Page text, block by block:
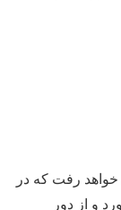
رفت که در
و از دور